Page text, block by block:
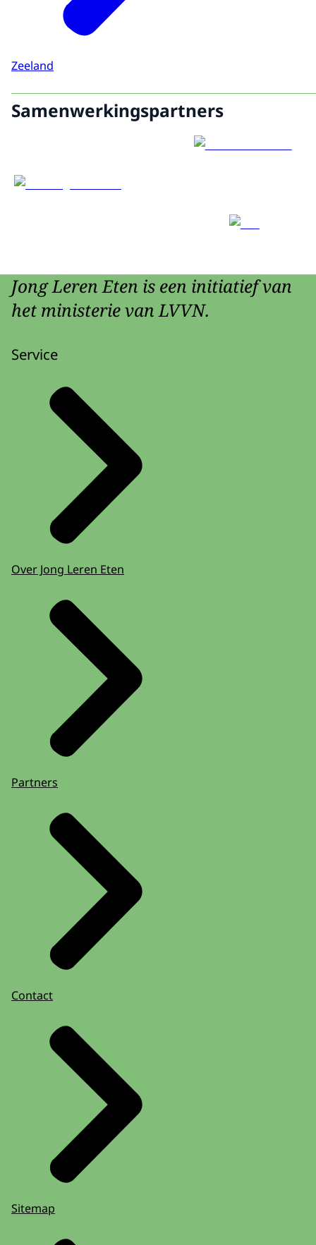
Zeeland
Samenwerkingspartners
Jong Leren Eten is een initiatief van
het ministerie van LVVN.
Service
Over Jong Leren Eten
Partners
Contact
Sitemap